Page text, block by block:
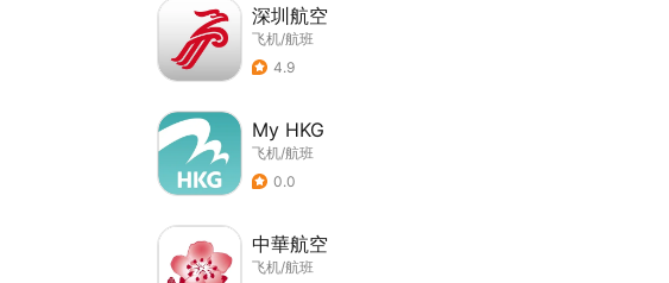
深圳航空
飞机/航班
4.9
My HKG
飞机/航班
0.0
中華航空
飞机/航班